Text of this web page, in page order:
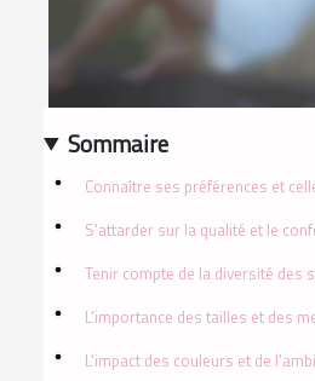
Sommaire
Connaître ses préférences et
S'attarder sur la qualité et le
Tenir compte de la diversité des
L'importance des tailles et des
L'impact des couleurs et de